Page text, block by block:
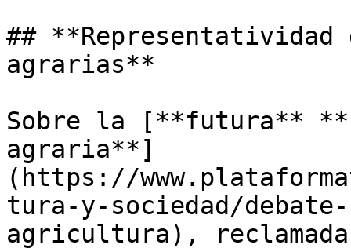
##
agrarias**
Sobre la [**futura**
agraria**]
(https://
tura-y-sociedad/
agricultura),